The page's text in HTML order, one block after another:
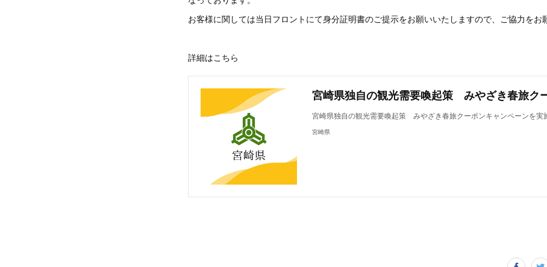
お客様に関しては当日フロントにて身分証明書のご提示をお願いいたしますので、ご協力をお
詳細はこちら
宮崎県独自の観光需要喚起策 みやざき春旅クーポンキャンペーンを実
宮崎県